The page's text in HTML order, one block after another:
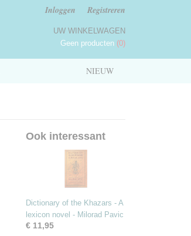
Inloggen Registreren
UW WINKELWAGEN
Geen producten (0)
NIEUW
Ook interessant
Dictionary of the Khazars - A
lexicon novel - Milorad Pavic
€ 11,95